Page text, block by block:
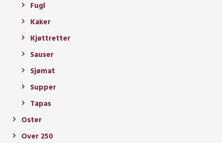
Fugl
Kaker
Kjøttretter
Sauser
Sjømat
Supper
Tapas
Oster
Over 250